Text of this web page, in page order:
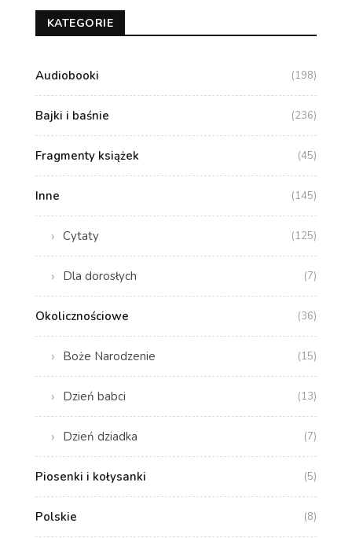
KATEGORIE
Audiobooki (198)
Bajki i baśnie (236)
Fragmenty książek (45)
Inne (145)
Cytaty (125)
Dla dorosłych (7)
Okolicznościowe (36)
Boże Narodzenie (15)
Dzień babci (13)
Dzień dziadka (7)
Piosenki i kołysanki (5)
Polskie (8)